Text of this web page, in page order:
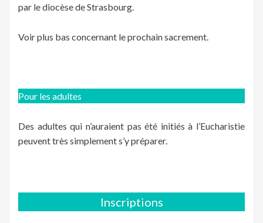
par le diocèse de Strasbourg.
Voir plus bas concernant le prochain sacrement.
Pour les adultes
Des adultes qui n’auraient pas été initiés à l’Eucharistie
peuvent très simplement s’y préparer.
Inscriptions